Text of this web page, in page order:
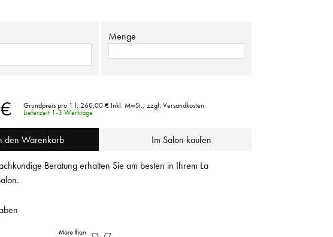
Menge
Grundpreis pro 1 l: 260,00 € Inkl. MwSt., zzgl. Versandkosten
Lieferzeit 1-3 Werktage
den Warenkorb Im Salon kaufen
Beratung erhalten Sie am besten in Ihrem La